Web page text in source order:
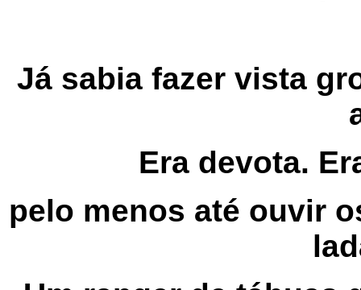
Já sabia fazer vista
Era devota.
pelo menos até ouvir